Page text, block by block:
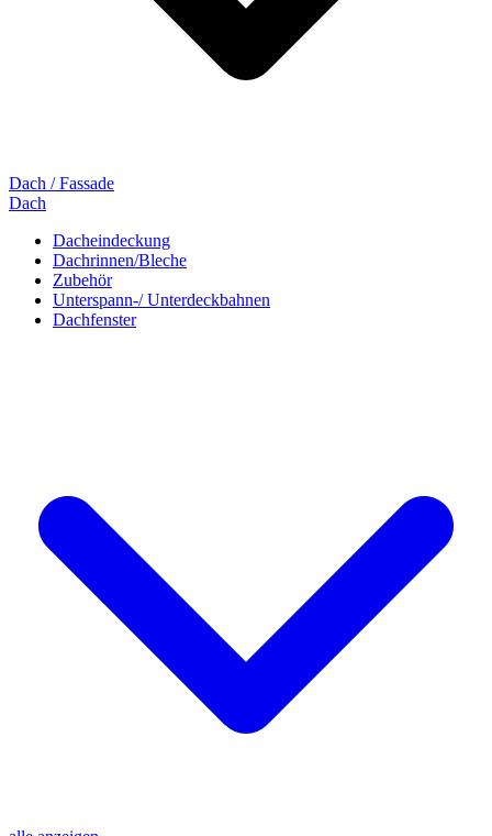
Dach / Fassade
Dach
Dacheindeckung
Dachrinnen/Bleche
Zubehör
Unterspann-/ Unterdeckbahnen
Dachfenster